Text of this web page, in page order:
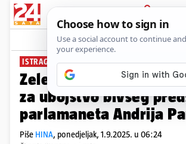
PRIJAVA
News
ISTRAGA U TIJEKU
Zelenski: Uhićen je
za ubojstvo bivšeg
parlamaneta Andrija
Piše HINA, ponedjeljak, 1.9.2025. u 06:24